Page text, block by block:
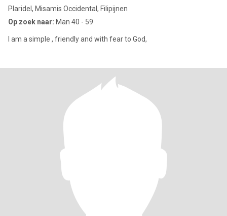
Plaridel, Misamis Occidental, Filipijnen
Op zoek naar: Man 40 - 59
I am a simple , friendly and with fear to God,